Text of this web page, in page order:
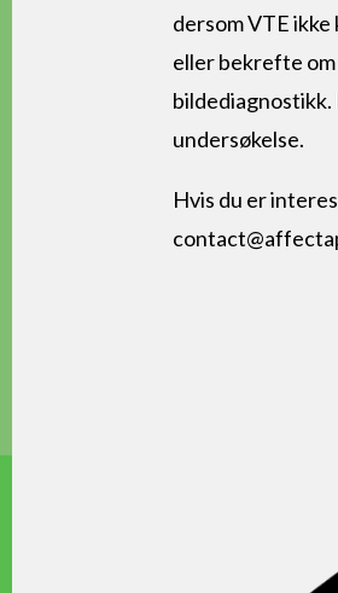
dersom VTE
eller bekrefte
bildediagnostikk.
undersøkelse.
Hvis du er